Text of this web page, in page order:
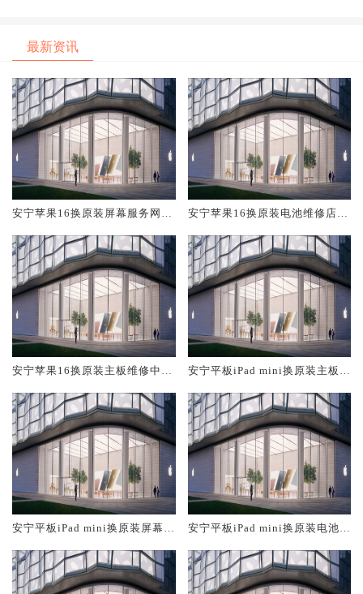
最新资讯
安宁苹果16换原装屏幕服务网点
安宁苹果16换原装电池维修店大
安宁苹果16换原装主板维修中心
安宁平板iPad mini换原装主板维
安宁平板iPad mini换原装屏幕服
安宁平板iPad mini换原装电池维